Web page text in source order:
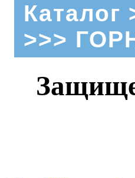
Каталог
>>>